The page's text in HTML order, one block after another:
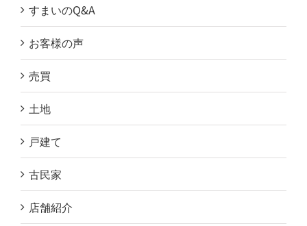
すまいのQ&A
お客様の声
売買
土地
戸建て
古民家
店舗紹介